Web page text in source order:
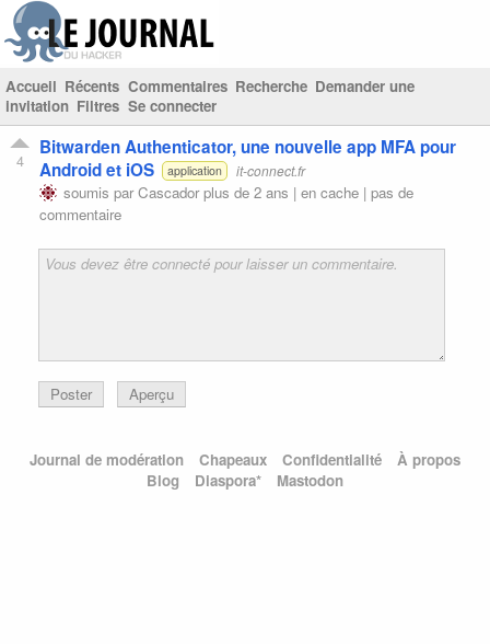
Accueil Récents Commentaires Recherche Demander une
invitation Filtres Se connecter
4
Bitwarden Authenticator, une nouvelle app MFA pour
Android et iOS
application it-connect.fr
soumis parCascadorplus de 2 ans | en cache | pas de
commentaire
Poster Aperçu
Journal de modération Chapeaux Confidentialité
À propos
Blog
Diaspora* Mastodon